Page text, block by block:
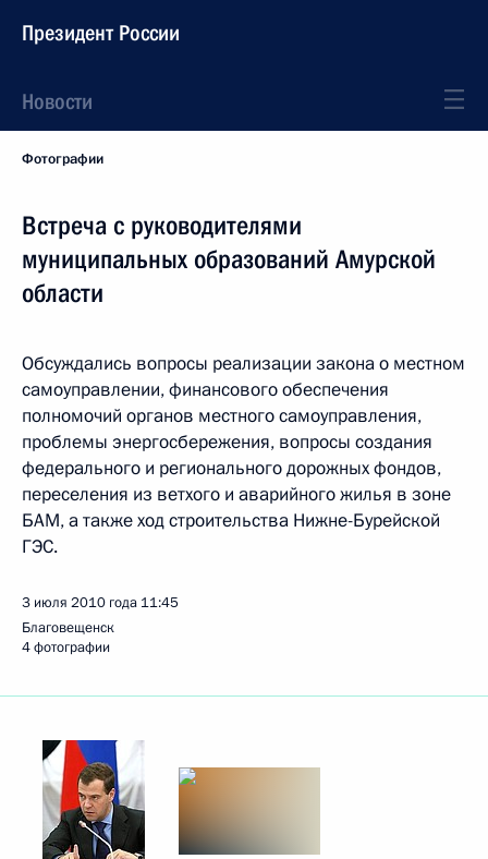
Президент России
Новости
Фотографии
Встреча с руководителями
муниципальных образований Амурской
области
Обсуждались вопросы реализации закона о местном
самоуправлении, финансового обеспечения
полномочий органов местного самоуправления,
проблемы энергосбережения, вопросы создания
федерального и регионального дорожных фондов,
переселения из ветхого и аварийного жилья в зоне
БАМ, а также ход строительства Нижне-Бурейской
ГЭС.
3 июля 2010 года 11:45
Благовещенск
4 фотографии